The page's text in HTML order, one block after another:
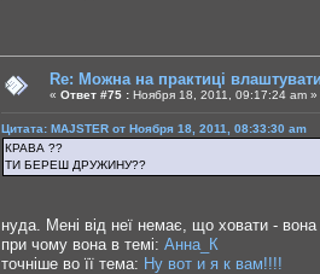
Re: Можна на практиці
« Ответ #75 : Ноября 18, 2011, 09:17:24 am »
Цитата: MAJSTER от Ноября 18, 2011, 08:33:30 am
КРАВА ??
ТИ БЕРЕШ ДРУЖИНУ??
нуда. Мені від неї немає, що ховати -
при чому вона в темі: Анна_К
точніше во її тема: Ну вот и я к вам!!!!